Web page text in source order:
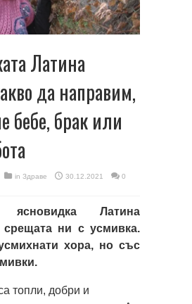
Латина
да направим,
бебе, брак или
in Здраве 30.12.2021
0
ясновидка Латина
срещата ни с усмивка.
хора, но със
топли, добри и